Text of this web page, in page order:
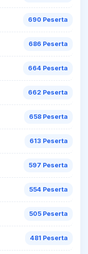
690 Peserta
686 Peserta
664 Peserta
662 Peserta
658 Peserta
613 Peserta
597 Peserta
554 Peserta
505 Peserta
481 Peserta